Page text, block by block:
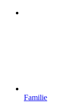
Familie